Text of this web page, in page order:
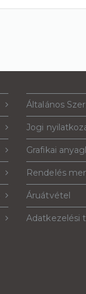
Általános
Jogi
Grafikai
Rendelés
Áruátvétel
Adatkezelési